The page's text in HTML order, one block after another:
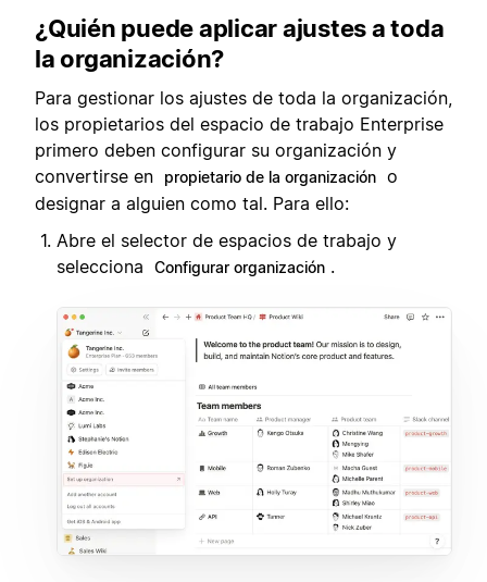
¿Quién puede aplicar ajustes a toda
la organización?
Para gestionar los ajustes de toda la organización,
los propietarios del espacio de trabajo Enterprise
primero deben configurar su organización y
convertirse en
propietario de la organización o
designar a alguien como tal. Para ello:
Abre el selector de espacios de trabajo y
selecciona
Configurar organización .